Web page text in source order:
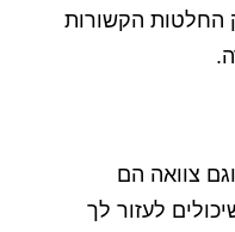
הקשורות
הם
לך